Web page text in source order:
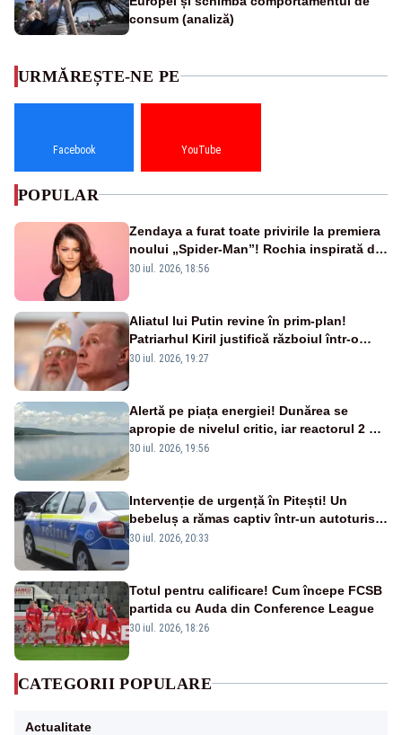
consum (analiză)
URMĂREȘTE-NE PE
Facebook YouTube
POPULAR
Zendaya a furat toate privirile la premiera
noului „Spider-Man”! Rochia inspirată de
pânza de păianjen a făcut senzație
30 iul. 2026, 18:56
Aliatul lui Putin revine în prim-plan!
Patriarhul Kiril justifică războiul într-o
nouă carte
30 iul. 2026, 19:27
Alertă pe piața energiei! Dunărea se
apropie de nivelul critic, iar reactorul 2 de
la Cernavodă ar putea fi oprit
30 iul. 2026, 19:56
Intervenție de urgență în Pitești! Un
bebeluș a rămas captiv într-un autoturism
din cauza unei defecțiuni
30 iul. 2026, 20:33
Totul pentru calificare! Cum începe FCSB
partida cu Auda din Conference League
30 iul. 2026, 18:26
CATEGORII POPULARE
Actualitate